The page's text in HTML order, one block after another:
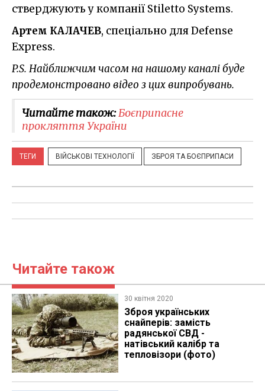
стверджують у компанії Stiletto Systems.
Артем КАЛАЧЕВ, спеціально для Defense
Express.
P.S. Найближчим часом на нашому каналі буде
продемонстровано відео з цих випробувань.
Читайте також:Боєприпасне
прокляття України
ТЕГИ ВІЙСЬКОВІ ТЕХНОЛОГІЇ ЗБРОЯ ТА БОЄПРИПАСИ
Читайте також
30 квітня 2020
​Зброя українських
снайперів: замість
радянської СВД -
натівський калібр та
тепловізори (фото)